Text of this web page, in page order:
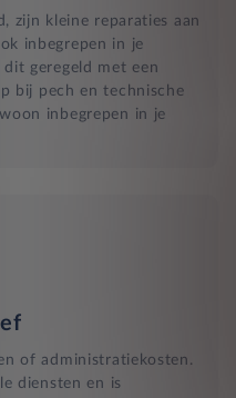
zijn kleine reparaties aan
inbegrepen in je
geregeld met een
bij pech en technische
inbegrepen in je
of administratiekosten.
diensten en is